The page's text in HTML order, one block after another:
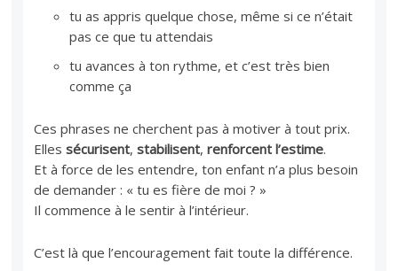
tu as appris quelque chose, même si ce n’était
pas ce que tu attendais
tu avances à ton rythme, et c’est très bien
comme ça
Ces phrases ne cherchent pas à motiver à tout prix.
Ellessécurisent,stabilisent,renforcent l’estime.
Et à force de les entendre, ton enfant n’a plus besoin
de demander : « tu es fière de moi ? »
Il commence à le sentir à l’intérieur.
C’est là que l’encouragement fait toute la différence.